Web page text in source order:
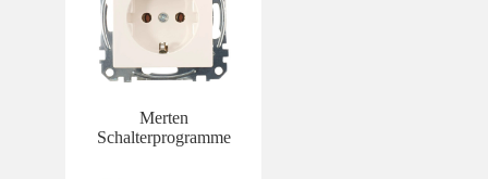
Merten
Schalterprogramme